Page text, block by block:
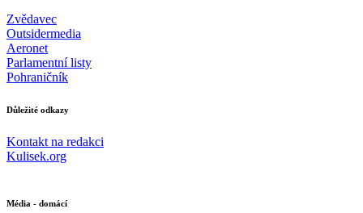
Zvědavec
Outsidermedia
Aeronet
Parlamentní listy
Pohraničník
Důležité odkazy
Kontakt na redakci
Kulisek.org
Média - domácí